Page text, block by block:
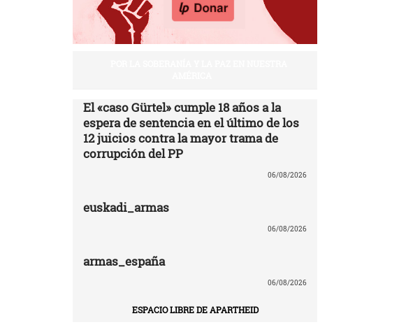
El «caso Gürtel» cumple 18 años a la
espera de sentencia en el último de los
12 juicios contra la mayor trama de
corrupción del PP
06/08/2026
euskadi_armas
06/08/2026
armas_españa
06/08/2026
ESPACIO LIBRE DE APARTHEID